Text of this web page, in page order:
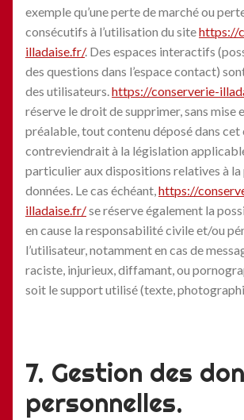
exemple qu’une perte de marché ou
consécutifs à l’utilisation du sitehttps://
illadaise.fr/. Des espaces interactifs
des questions dans l’espace contact)
des utilisateurs.https://conserverie-
réserve le droit de supprimer, sans mise
préalable, tout contenu déposé dans cet
contreviendrait à la législation
particulier aux dispositions relatives à
données. Le cas échéant,https://
illadaise.fr/se réserve également la
en cause la responsabilité civile et/ou
l’utilisateur, notamment en cas de
raciste, injurieux, diffamant, ou
soit le support utilisé (texte,
7. Gestion des
personnelles.